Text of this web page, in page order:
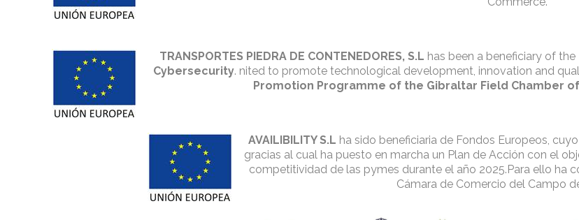
TRANSPORTES PIEDRA DE CONTENEDORES, S.L has been a beneficiary of
Cybersecurity. nited to promote technological development, innovation and
Promotion Programme of the Gibraltar Field Chamber
AVAILIBILITY S.L ha sido beneficiaria de Fondos Europeos,
gracias al cual ha puesto en marcha un Plan de Acción con el
competitividad de las pymes durante el año 2025.Para ello ha
Cámara de Comercio del Campo